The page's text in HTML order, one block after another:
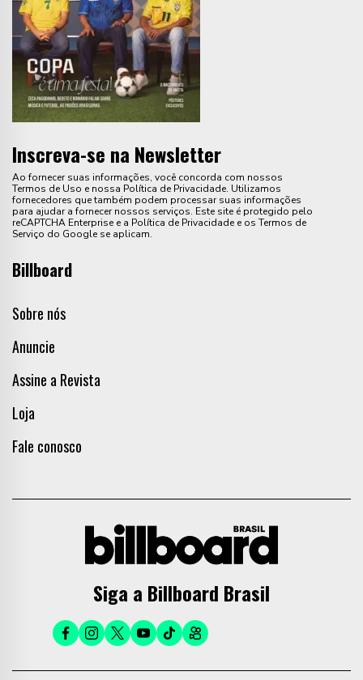
Inscreva-se na Newsletter
Ao fornecer suas informações, você concorda com nossos
Termos de Uso e nossa Política de Privacidade. Utilizamos
fornecedores que também podem processar suas informações
para ajudar a fornecer nossos serviços. Este site é protegido pelo
reCAPTCHA Enterprise e a Política de Privacidade e os Termos de
Serviço do Google se aplicam.
Billboard
Sobre nós
Anuncie
Assine a Revista
Loja
Fale conosco
Siga a Billboard Brasil